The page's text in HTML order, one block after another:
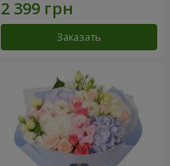
Заказать